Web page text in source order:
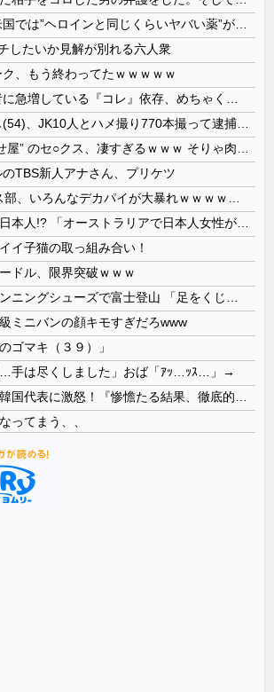
したいか見解が別れる六人衆
ク、もう終わってたｗｗｗｗｗ
のTBS新人アナさん、プリケツ
イ子猫の取っ組み合い！
ドル、限界突破ｗｗｗ
ミニバンの顔キモすぎだろwww
ゴマキ（３９）」
…手は尽くしました」おば「ｱｯ…ｯｽ…」→
ってまう、、